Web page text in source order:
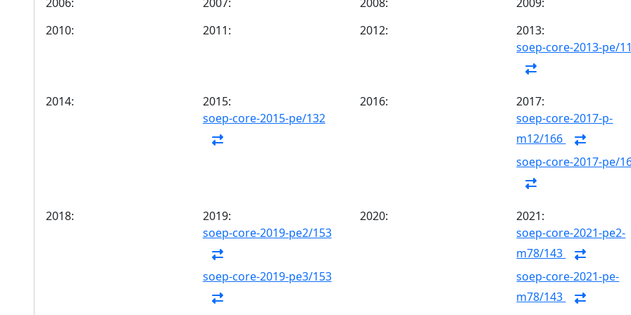
2010:
2011: 2012:
2013:
soep-core-2013-pe/
2014:
2015:
soep-core-2015-pe/132
2016:
2017:
soep-core-2017-p-
m12/166
soep-core-2017-pe/
2018:
2019:
soep-core-2019-pe2/153
soep-core-2019-pe3/153
2020:
2021:
soep-core-2021-pe2-
m78/143
soep-core-2021-pe-
m78/143